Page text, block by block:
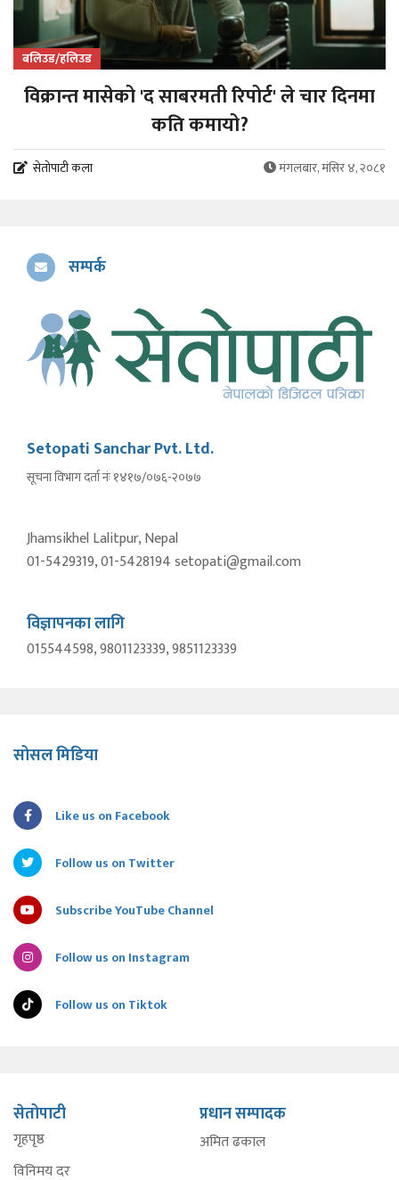
बलिउड/हलिउड
विक्रान्त मासेको 'द साबरमती रिपोर्ट' ले चार दिनमा
कति कमायो?
सेतोपाटी कला मंगलबार, मंसिर ४, २०८१
सम्पर्क
Setopati Sanchar Pvt. Ltd.
सूचना विभाग दर्ता नंः १४१७/०७६-२०७७
Jhamsikhel Lalitpur, Nepal
01-5429319, 01-5428194 setopati@gmail.com
विज्ञापनका लागि
015544598, 9801123339, 9851123339
सोसल मिडिया
Like us on Facebook
Follow us on Twitter
Subscribe YouTube Channel
Follow us on Instagram
Follow us on Tiktok
सेतोपाटी
गृहपृष्ठ
विनिमय दर
प्रधान सम्पादक
अमित ढकाल